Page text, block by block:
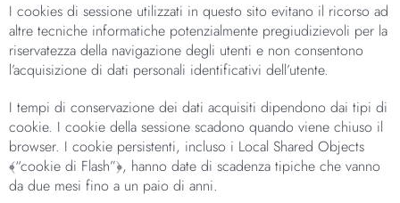
I cookies di sessione utilizzati in questo sito evitano il ricorso ad
altre tecniche informatiche potenzialmente pregiudizievoli per la
riservatezza della navigazione degli utenti e non consentono
l’acquisizione di dati personali identificativi dell’utente.
I tempi di conservazione dei dati acquisiti dipendono dai tipi di
cookie. I cookie della sessione scadono quando viene chiuso il
browser. I cookie persistenti, incluso i Local Shared Objects
﴾“cookie di Flash”﴿, hanno date di scadenza tipiche che vanno
da due mesi fino a un paio di anni.